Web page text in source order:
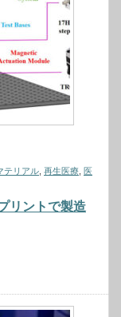
テリアル 再生医療 医
リントで製造